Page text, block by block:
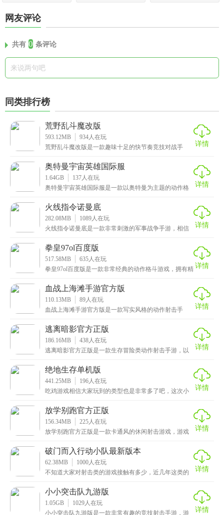
网友评论
共有 0 条评论
同类排行榜
荒野乱斗魔改版
593.12MB 934 人在玩
荒野乱斗魔改版是一款趣味十足的快节奏竞技对战手
了未来
详情
奥特曼宇宙英雄国际服
1.64GB 137 人在玩
奥特曼宇宙英雄国际服是一款以奥特曼为主题的动作格
富，让
详情
火线指令诺曼底
282.08MB 1089 人在玩
火线指令诺曼底是一款非常刺激的军事战争手游，相信
竟二
详情
拳皇97ol百度版
517.58MB 635 人在玩
拳皇97ol百度版是一款非常经典的动作格斗游戏，拥有精 详情
血战上海滩手游官方版
110.13MB 89 人在玩
血战上海滩手游官方版是一款写实风格的动作射击手
这里的
详情
逃离暗影官方正版
186.16MB 438 人在玩
逃离暗影官方正版是一款生存冒险类动作射击手游，以
验到
详情
绝地生存单机版
441.25MB 196 人在玩
吃鸡游戏相信大家玩到的类型也是非常多了吧，这次小
击手
详情
放学别跑官方正版
156.34MB 225 人在玩
放学别跑官方正版是一款卡通风的休闲射击游戏，游戏
戏
详情
破门而入行动小队最新版本
62.38MB 1000 人在玩
不知道大家对射击类的游戏接触有多少，近几年这类的
次小
详情
小小突击队九游版
1.05GB 1029 人在玩
小小突击队九游版是一款非常有趣的竞技射击手游，游
详情